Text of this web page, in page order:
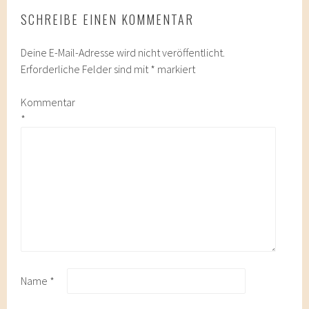
SCHREIBE EINEN KOMMENTAR
Deine E-Mail-Adresse wird nicht veröffentlicht.
Erforderliche Felder sind mit * markiert
Kommentar
*
Name *